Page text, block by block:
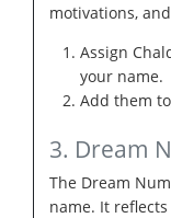
motivations,
Assign
your name.
Add them
3. Dream
The Dream
name. It